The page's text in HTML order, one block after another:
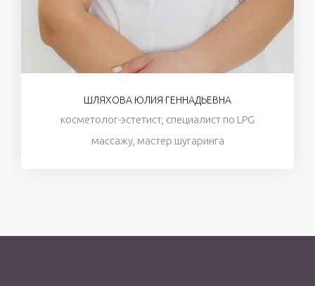
ШЛЯХОВА ЮЛИЯ ГЕННАДЬЕВНА
косметолог-эстетист, специалист по LPG
массажу, мастер шугаринга